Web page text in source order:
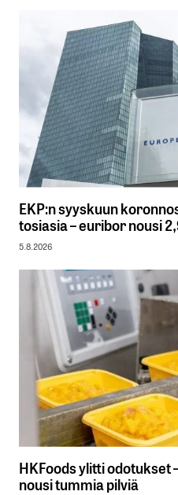
EKP:n syyskuun
tosiasia – euribor nousi
5.8.2026
HKFoods ylitti odotukset
nousi tummia pilviä